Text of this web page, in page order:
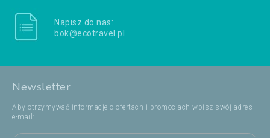
Napisz do nas:
bok@ecotravel.pl
Newsletter
Aby otrzymywać informacje o ofertach i promocjach wpisz swój adres
e-mail: